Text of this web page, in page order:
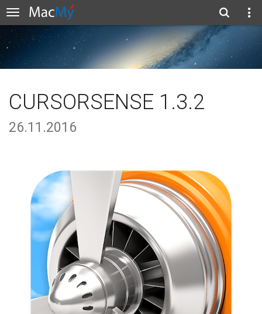
CURSORSENSE 1.3.2
26.11.2016